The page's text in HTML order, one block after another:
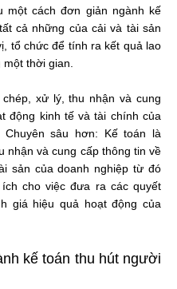
một cách đơn giản ngành kế
cả những của cải và tài sản
tổ chức để tính ra kết quả lao
thời gian.
xử lý, thu nhận và cung
động kinh tế và tài chính của
sâu hơn: Kế toán là
nhận và cung cấp thông tin về
sản của doanh nghiệp từ đó
cho việc đưa ra các quyết
giá hiệu quả hoạt động của
kế toán thu hút người